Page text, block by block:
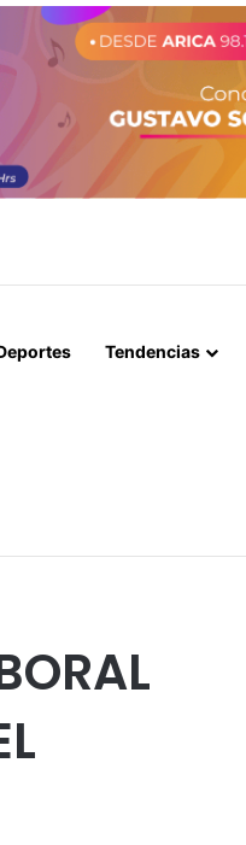
REPORTE DE ENAP
Tendencias